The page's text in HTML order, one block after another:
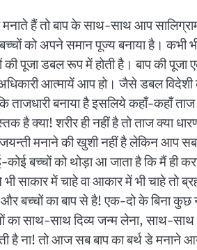
हैं तो बाप के साथ-साथ आप
को अपने समान पूज्य बनाया है। कभी
पूजा डबल रूप में होती है। बाप की पूजा
आत्मायें आप हो। जैसे डबल विदेशी
बनाया है इसलिये कहाँ-कहाँ
है क्या! शरीर ही नहीं है तो ताज क्या
मनाने की खुशी नहीं है लेकिन आप
को थोड़ा आ जाता है कि मैं ही करने
में चाहे वा आकार में भी चाहे तो
और बच्चों का बाप से है! एक-दो के बिना
साथ-साथ दिव्य जन्म लेना, साथ-
है ना! तो आज सब बाप का बर्थ डे मनाने